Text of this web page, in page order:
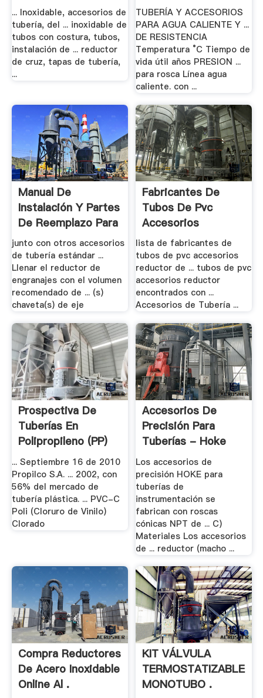
... Inoxidable, accesorios de
tubería, del ... inoxidable de
tubos con costura, tubos,
instalación de ... reductor
de cruz, tapas de tubería,
...
TUBERÍA Y ACCESORIOS
PARA AGUA CALIENTE Y ...
DE RESISTENCIA
Temperatura °C Tiempo de
vida útil años PRESION ...
para rosca Línea agua
caliente. con ...
Manual De
Instalación Y Partes
De Reemplazo Para
...
junto con otros accesorios
de tubería estándar ...
Llenar el reductor de
engranajes con el volumen
recomendado de ... (s)
chaveta(s) de eje
Fabricantes De
Tubos De Pvc
Accesorios
Reductor .
lista de fabricantes de
tubos de pvc accesorios
reductor de ... tubos de pvc
accesorios reductor
encontrados con ...
Accesorios de Tubería ...
Prospectiva De
Tuberías En
Polipropileno (PP)
... Septiembre 16 de 2010
Propilco S.A. ... 2002, con
56% del mercado de
tubería plástica. ... PVC-C
Poli (Cloruro de Vinilo)
Clorado
Accesorios De
Precisión Para
Tuberías - Hoke
Los accesorios de
precisión HOKE para
tuberías de
instrumentación se
fabrican con roscas
cónicas NPT de ... C)
Materiales Los accesorios
de ... reductor (macho ...
Compra Reductores
De Acero Inoxidable
Online Al .
KIT VÁLVULA
TERMOSTATIZABLE
MONOTUBO .